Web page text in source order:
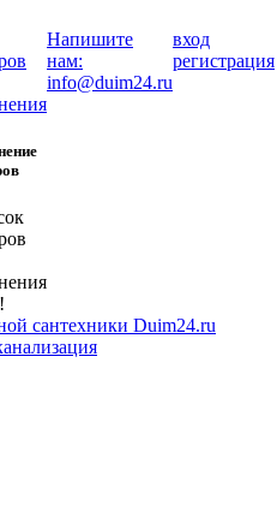
Напишите
нам:
info@duim24.ru
вход
регистрация